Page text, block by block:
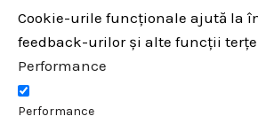
Cookie-urile funcționale ajută la
feedback-urilor și alte funcții
Performance
Performance